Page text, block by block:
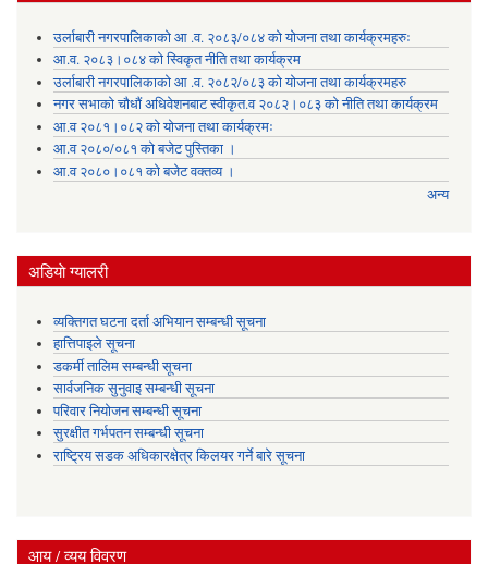
उर्लाबारी नगरपालिकाको आ .व. २०८३/०८४ को योजना तथा कार्यक्रमहरुः
आ.व. २०८३।०८४ को स्विकृत नीति तथा कार्यक्रम
उर्लाबारी नगरपालिकाको आ .व. २०८२/०८३ को योजना तथा कार्यक्रमहरु
नगर सभाको चौधौं अधिवेशनबाट स्वीकृत.व २०८२।०८३ को नीति तथा कार्यक्रम
आ.व २०८१।०८२ को योजना तथा कार्यक्रमः
आ.व २०८०/०८१ को बजेट पुस्तिका ।
आ.व २०८०।०८१ को बजेट वक्तव्य ।
अन्य
अडियाे ग्यालरी
व्यक्तिगत घटना दर्ता अभियान सम्बन्धी सूचना
हात्तिपाइले सूचना
डकर्मी तालिम सम्बन्धी सूचना
सार्वजनिक सुनुवाइ सम्बन्धी सूचना
परिवार नियोजन सम्बन्धी सूचना
सुरक्षीत गर्भपतन सम्बन्धी सूचना
राष्ट्रिय सडक अधिकारक्षेत्र किलयर गर्ने बारे सूचना
आय / व्यय विवरण